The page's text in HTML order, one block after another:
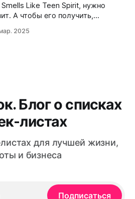
Like Teen Spirit, нужно
А чтобы его получить,
2025
Блог о списках
листах
для лучшей жизни,
и бизнеса
Подписаться